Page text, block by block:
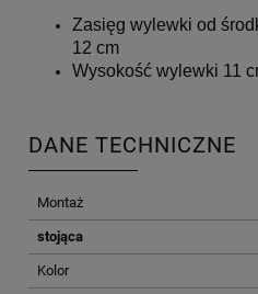
Zasięg wylewki od
12 cm
Wysokość wylewki 11
DANE TECHNICZNE
Montaż
stojąca
Kolor